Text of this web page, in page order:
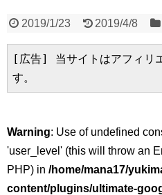
2019/1/23 2019/4/8
[広告] 当サイトはアフィリ
す。
Warning: Use of undefined
'user_level' (this will throw an
PHP) in /home/mana17/
content/plugins/ultimate-